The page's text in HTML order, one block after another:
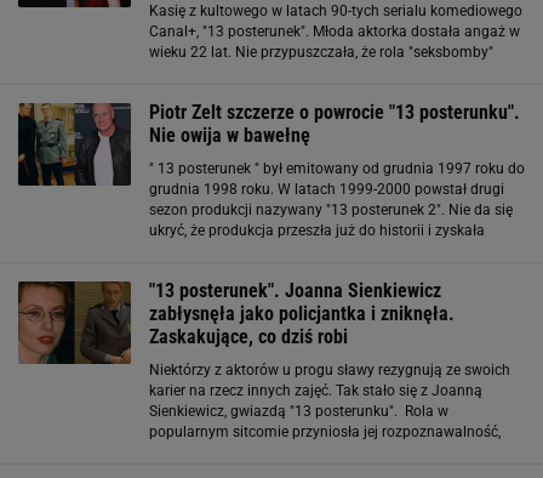
Kasię z kultowego w latach 90-tych serialu komediowego
Canal+, "13 posterunek". Młoda aktorka dostała angaż w
wieku 22 lat. Nie przypuszczała, że rola "seksbomby"
Piotr Zelt szczerze o powrocie "13 posterunku".
Nie owija w bawełnę
" 13 posterunek " był emitowany od grudnia 1997 roku do
grudnia 1998 roku. W latach 1999-2000 powstał drugi
sezon produkcji nazywany "13 posterunek 2". Nie da się
ukryć, że produkcja przeszła już do historii i zyskała
"13 posterunek". Joanna Sienkiewicz
zabłysnęła jako policjantka i zniknęła.
Zaskakujące, co dziś robi
Niektórzy z aktorów u progu sławy rezygnują ze swoich
karier na rzecz innych zajęć. Tak stało się z Joanną
Sienkiewicz, gwiazdą "13 posterunku". Rola w
popularnym sitcomie przyniosła jej rozpoznawalność,